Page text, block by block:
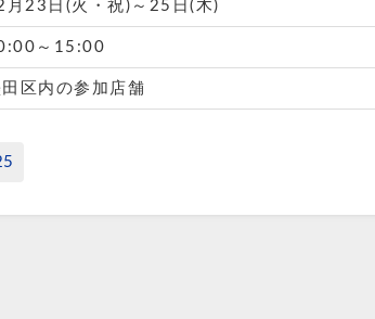
月23日(火・祝)～25日(木)
～15:00
区内の参加店舗